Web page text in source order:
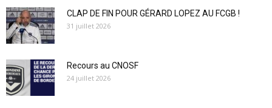
CLAP DE FIN POUR GÉRARD LOPEZ AU FCGB !
31 juillet 2026
Recours au CNOSF
24 juillet 2026